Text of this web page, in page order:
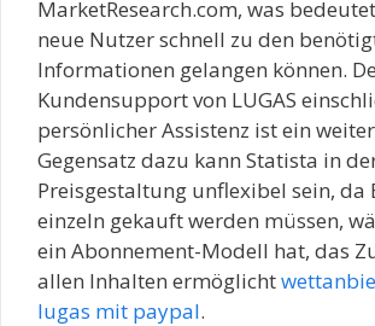
MarketResearch.com, was
neue Nutzer schnell zu den
Informationen gelangen können.
Kundensupport von LUGAS
persönlicher Assistenz ist ein
Gegensatz dazu kann Statista in
Preisgestaltung unflexibel sein, da
einzeln gekauft werden müssen,
ein Abonnement-Modell hat, das
allen Inhalten ermöglicht
lugas mit paypal.